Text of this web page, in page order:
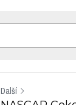
Další